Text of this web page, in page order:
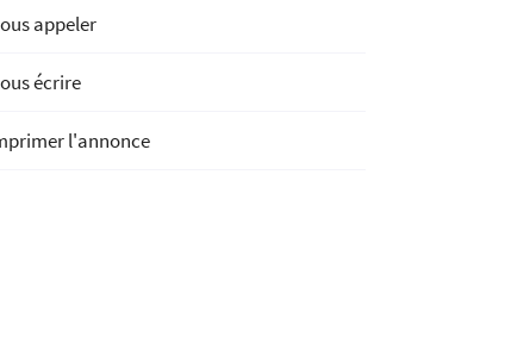
appeler
écrire
l'annonce